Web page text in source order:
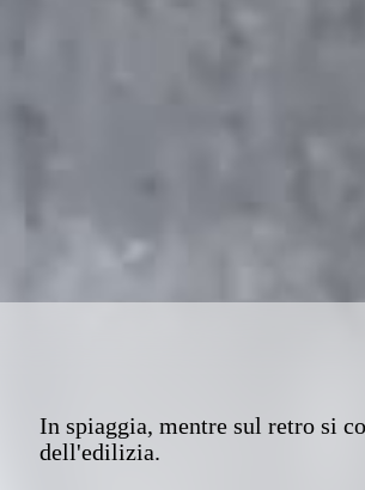
In spiaggia, mentre sul retro si
dell'edilizia.